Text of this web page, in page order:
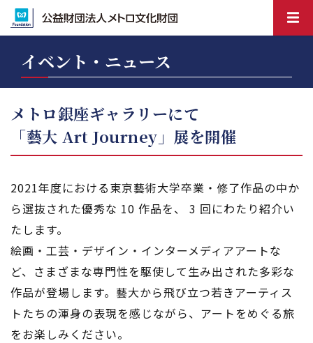
イベント・ニュース
メトロ銀座ギャラリーにて
「藝大 Art Journey」展を開催
2021年度における東京藝術大学卒業・修了作品の中か
ら選抜された優秀な 10 作品を、 3 回にわたり紹介い
たします。
絵画・工芸・デザイン・インターメディアアートな
ど、さまざまな専門性を駆使して生み出された多彩な
作品が登場します。藝大から飛び立つ若きアーティス
トたちの渾身の表現を感じながら、アートをめぐる旅
をお楽しみください。